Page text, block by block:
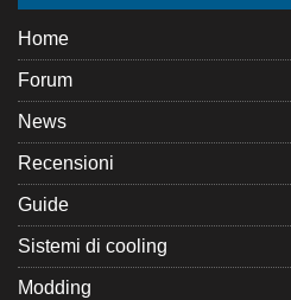
Home
Forum
News
Recensioni
Guide
Sistemi di cooling
Modding